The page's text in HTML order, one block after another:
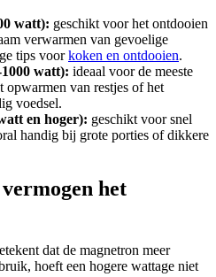
watt): geschikt voor het ontdooien
verwarmen van gevoelige
tips voorkoken en ontdooien.
watt): ideaal voor de meeste
opwarmen van restjes of het
voedsel.
en hoger): geschikt voor snel
handig bij grote porties of dikkere
het
dat de magnetron meer
hoeft een hogere wattage niet